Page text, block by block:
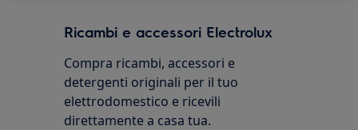
Ricambi e accessori Electrolux
Compra ricambi, accessori e
detergenti originali per il tuo
elettrodomestico e ricevili
direttamente a casa tua.